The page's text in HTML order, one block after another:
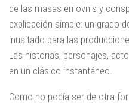
de las masas en ovnis y
explicación simple: un grado
inusitado para las
Las historias, personajes,
en un clásico instantáneo.
Como no podía ser de otra